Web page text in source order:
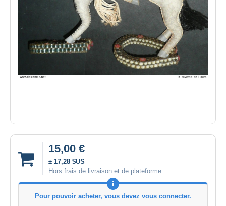
15,00 €
± 17,28 $US
Hors frais de livraison et de plateforme
Pour pouvoir acheter, vous devez vous connecter.